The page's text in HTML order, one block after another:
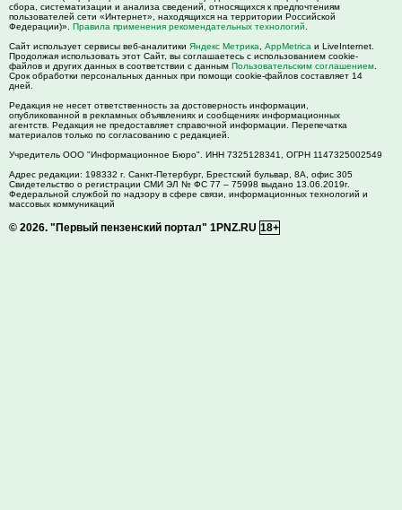
сбора, систематизации и анализа сведений, относящихся к предпочтениям
пользователей сети «Интернет», находящихся на территории Российской
Федерации)». Правила применения рекомендательных технологий
Сайт использует сервисы веб-аналитики Яндекс Метрика AppMetrica и LiveInternet.
Продолжая использовать этот Сайт, вы соглашаетесь с использованием cookie-
файлов и других данных в соответствии с данным Пользовательским соглашением
Срок обработки персональных данных при помощи cookie-файлов составляет 14
дней.
Редакция не несет ответственность за достоверность информации,
опубликованной в рекламных объявлениях и сообщениях информационных
агентств. Редакция не предоставляет справочной информации. Перепечатка
материалов только по согласованию с редакцией.
Учредитель ООО "Информационное Бюро". ИНН 7325128341, ОГРН 1147325002549
Адрес редакции: 198332 г. Санкт-Петербург, Брестский бульвар, 8А, офис 305
Свидетельство о регистрации СМИ ЭЛ № ФС 77 – 75998 выдано 13.06.2019г.
Федеральной службой по надзору в сфере связи, информационных технологий и
массовых коммуникаций
© 2026. "Первый пензенский портал" 1PNZ.RU 18+